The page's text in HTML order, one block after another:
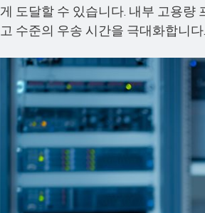
게 도달할 수 있습니다. 내부 고용량
고 수준의 우송 시간을 극대화합니다.